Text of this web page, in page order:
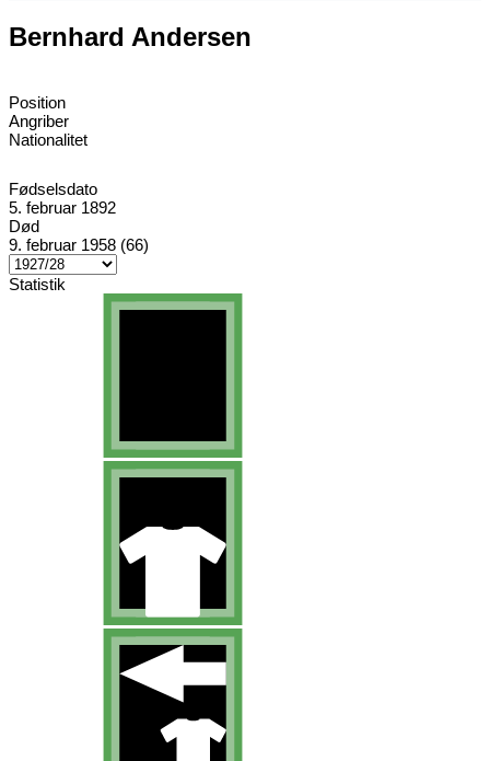
Bernhard Andersen
Position
Angriber
Nationalitet
Fødselsdato
5. februar 1892
Død
9. februar 1958 (66)
Statistik